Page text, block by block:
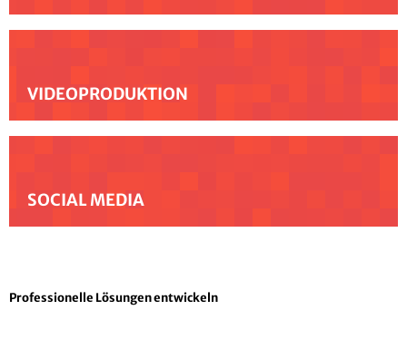
VIDEOPRODUKTION
SOCIAL MEDIA
Professionelle Lösungen entwickeln